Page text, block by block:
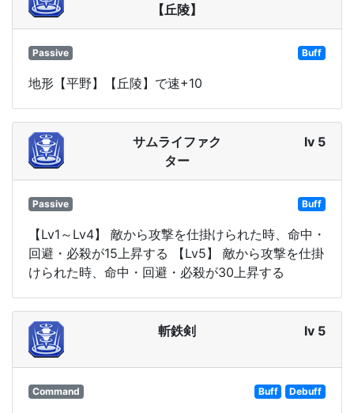
【丘陵】
Passive Buff
地形【平野】【丘陵】で速+10
サムライファク
ター
lv 5
Passive Buff
【Lv1～Lv4】 敵から攻撃を仕掛けられた時、命中・
回避・必殺が15上昇する 【Lv5】 敵から攻撃を仕掛
けられた時、命中・回避・必殺が30上昇する
斬鉄剣 lv 5
Command Buff Debuff